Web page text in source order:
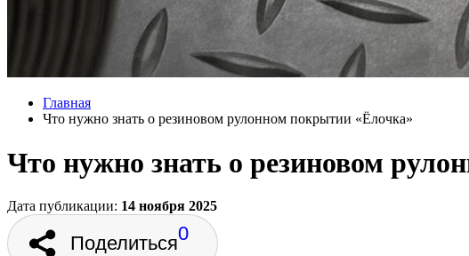
Главная
Что нужно знать о резиновом рулонном покрытии «Ёлочка»
Что нужно знать о резиновом
Дата публикации: 14 ноября 2025
Поделиться0